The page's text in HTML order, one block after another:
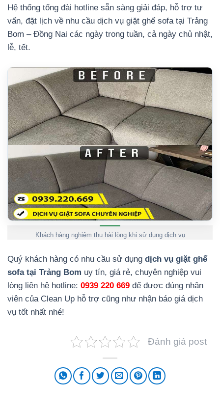
Hệ thống tổng đài hotline sẵn sàng giải đáp, hỗ trợ tư
vấn, đặt lịch về nhu cầu dịch vụ giặt ghế sofa tại Trảng
Bom – Đồng Nai các ngày trong tuần, cả ngày chủ nhật,
lễ, tết.
Khách hàng nghiệm thu hài lòng khi sử dụng dịch vụ
Quý khách hàng có nhu cầu sử dụng dịch vụ giặt ghế
sofa tại Trảng Bom uy tín, giá rẻ, chuyên nghiệp vui
lòng liên hệ hotline: 0939 220 669 để được đúng nhân
viên của Clean Up hỗ trợ cũng như nhận báo giá dịch
vụ tốt nhất nhé!
Đánh giá post